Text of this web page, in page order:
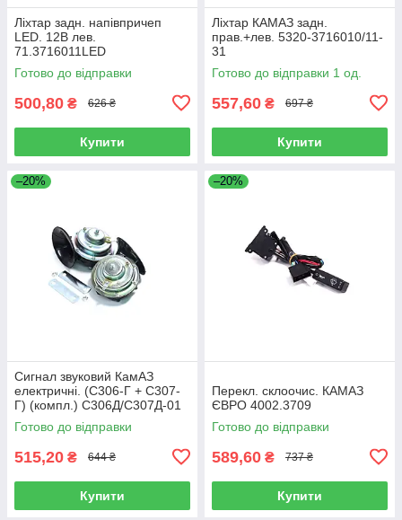
Ліхтар задн. напівпричеп
LED. 12В лев.
71.3716011LED
Готово до відправки
500,80 ₴ 626 ₴
Купити
Ліхтар КАМАЗ задн.
прав.+лев. 5320-3716010/11-
31
Готово до відправки 1 од.
557,60 ₴ 697 ₴
Купити
–20%
Сигнал звуковий КамАЗ
електричні. (С306-Г + С307-
Г) (компл.) С306Д/С307Д-01
Готово до відправки
515,20 ₴ 644 ₴
Купити
–20%
Перекл. склоочис. КАМАЗ
ЄВРО 4002.3709
Готово до відправки
589,60 ₴ 737 ₴
Купити